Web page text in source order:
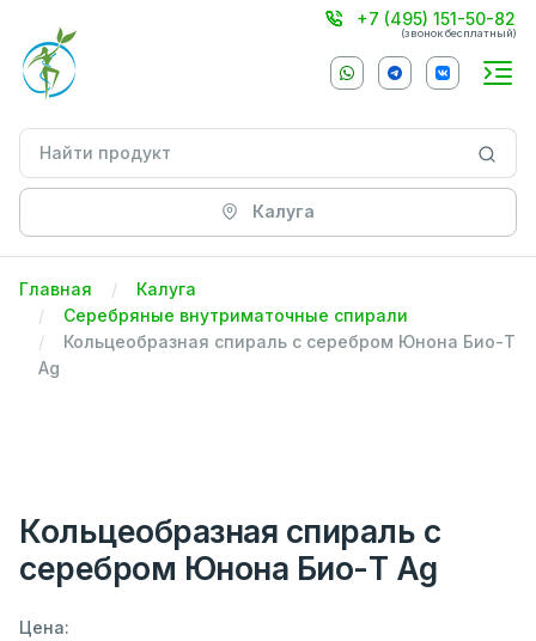
+7 (495) 151-50-82
(звонок бесплатный)
Калуга
Главная
Калуга
Серебряные внутриматочные спирали
Кольцеобразная спираль с серебром Юнона Био-Т
Ag
Кольцеобразная спираль с
серебром Юнона Био-Т Ag
Цена: